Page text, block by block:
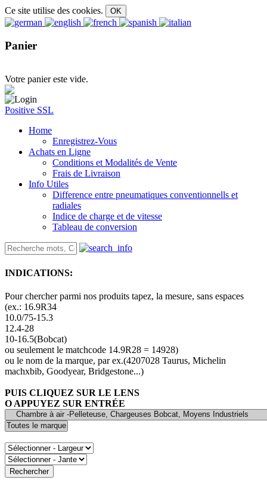
Ce site utilise des cookies.
Panier
Votre panier este vide.
Positive SSL
Home
Enregistrez-Vous
Achats en Ligne
Conditions et Modalités de Vente
Frais de Livraison
Info Utiles
Difference entre pneumatiques conventionnells et
radiales
Indice de charge et de vitesse
Tableau de conversion
INDICATIONS:
Pour chercher parmi nos produits tapez, la mesure, sans espaces
(ex.: 16.9R34
10.0/75-15.3
12.4-28
10-16.5(Bobcat)
ou seulement le matchcode 14.9R28 = 14928)
ou le nom de la marque, par ex.(4207028 Taurus, Michelin
machxbib, Goodyear, Bridgestone...)
PUIS CLIQUEZ SUR LE LENS
O APPUYEZ SUR ENTRÉE